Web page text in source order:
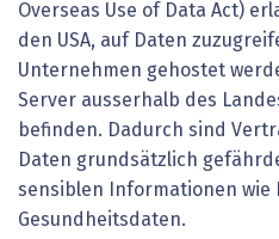
Overseas Use of Data Act)
den USA, auf Daten
Unternehmen gehostet
Server ausserhalb des
befinden. Dadurch sind
Daten grundsätzlich
sensiblen Informationen wie
Gesundheitsdaten.